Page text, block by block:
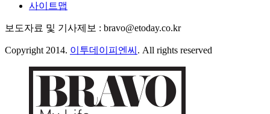
사이트맵
보도자료 및 기사제보 : bravo@etoday.co.kr
Copyright 2014. 이투데이피엔씨 . All rights reserved